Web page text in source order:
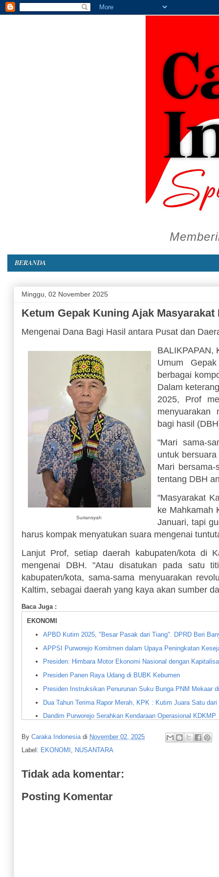
BERANDA
Minggu, 02 November 2025
Ketum Gepak Kuning Ajak
Mengenai Dana Bagi Hasil antara Pusat dan
Suriansyah
BALIKPAPAN,
Umum
berbagai
Dalam
2025, Prof
menyuarakan
bagi hasil
"Mari sama-
untuk
Mari
tentang DBH
"Masyarakat
ke Mahkamah
Januari, tapi
harus kompak menyatukan suara mengenai
Lanjut Prof, setiap daerah kabupaten/kota di
mengenai DBH. "Atau disatukan pada satu
kabupaten/kota, sama-sama menyuarakan
Kaltim, sebagai daerah yang kaya akan sumber
Baca Juga :
EKONOMI
APBD Kutim 2025, "Besar Pasak dari Tiang". DPRD Beri
APPSI Purworejo Komitmen dalam Upaya Peningkatan
Presiden: Himbara Motor Ekonomi Nasional dengan
Presiden Panen Raya Udang di BUBK Kebumen
Presiden Instruksikan Penurunan Suku Bunga PNM Mekaar
Dua Tahun Terima Rapor Merah, KPK : Kutim Juara Satu dari
Dandim Purworejo Serahkan Kendaraan Operasional KDKMP
21 Gerai Sudah Selesai 100 Persen : Pembangunan Gerai
Gejolak Pasar Saham, Bamsoet Dorong Reformasi Tata
Kutim Alami Deflasi Beras, Telur dan Minyak Goreng
By Caraka Indonesia di November 02, 2025
Label: EKONOMI , NUSANTARA
Tidak ada komentar:
Posting Komentar